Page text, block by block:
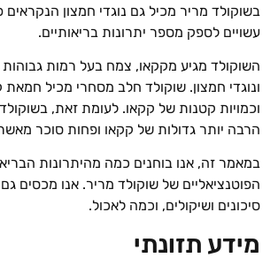
בשוקולד מריר מכיל גם נוגדי חמצון הנקראים
עשויים לספק מספר יתרונות בריאותיים.
השוקולד מגיע מקקאו, צמח בעל רמות גבוהות
ונוגדי חמצון. שוקולד חלב מסחרי מכיל
וכמויות קטנות של קקאו. לעומת זאת,
הרבה יותר גדולות של קקאו ופחות סוכר
במאמר זה, אנו בוחנים כמה מהיתרונות
הפוטנציאליים של שוקולד מריר. אנו מכסים
סיכונים ושיקולים, וכמה לאכול.
מידע תזונתי